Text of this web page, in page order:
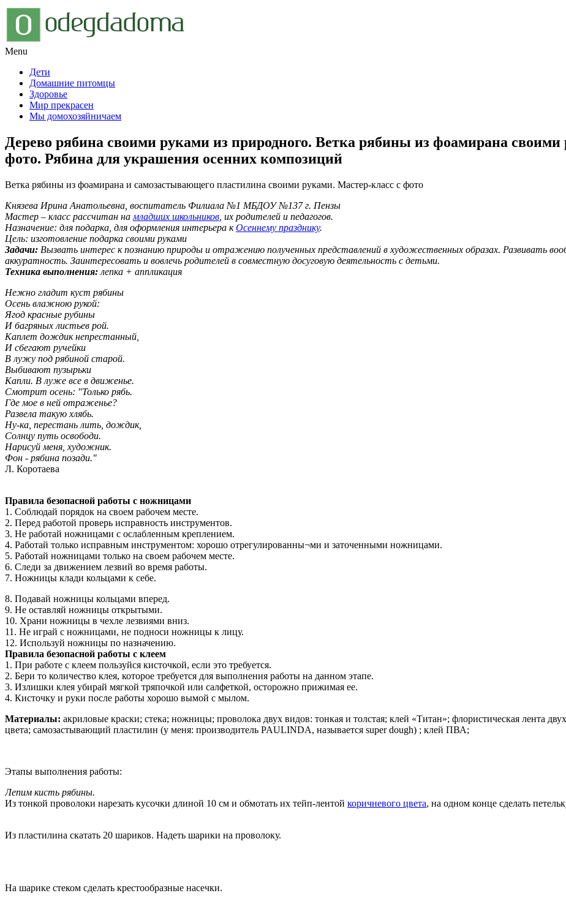
Menu
Дети
Домашние питомцы
Здоровье
Мир прекрасен
Мы домохозяйничаем
Дерево рябина своими руками из природного. Ветка рябины из фоамирана
фото. Рябина для украшения осенних композиций
Ветка рябины из фоамирана и самозастывающего пластилина своими руками. Мастер-класс с фото
Князева Ирина Анатольевна, воспитатель Филиала №1 МБДОУ №137 г. Пензы
Мастер – класс рассчитан на младших школьников , их родителей и педагогов.
Назначение: для подарка, для оформления интерьера кОсеннему празднику.
Цель: изготовление подарка своими руками
Задачи: Вызвать интерес к познанию природы и отражению полученных представлений в художественных образах. Развивать
аккуратность. Заинтересовать и вовлечь родителей в совместную досуговую деятельность с детьми.
Техника выполнения: лепка + аппликация
Нежно гладит куст рябины
Осень влажною рукой:
Ягод красные рубины
И багряных листьев рой.
Каплет дождик непрестанный,
И сбегают ручейки
В лужу под рябиной старой.
Выбивают пузырьки
Капли. В луже все в движенье.
Смотрит осень: "Только рябь.
Где мое в ней отраженье?
Развела такую хлябь.
Ну-ка, перестань лить, дождик,
Солнцу путь освободи.
Нарисуй меня, художник.
Фон - рябина позади."
Л. Коротаева
Правила безопасной работы с ножницами
1. Соблюдай порядок на своем рабочем месте.
2. Перед работой проверь исправность инструментов.
3. Не работай ножницами с ослабленным креплением.
4. Работай только исправным инструментом: хорошо отрегулированны¬ми и заточенными ножницами.
5. Работай ножницами только на своем рабочем месте.
6. Следи за движением лезвий во время работы.
7. Ножницы клади кольцами к себе.
8. Подавай ножницы кольцами вперед.
9. Не оставляй ножницы открытыми.
10. Храни ножницы в чехле лезвиями вниз.
11. Не играй с ножницами, не подноси ножницы к лицу.
12. Используй ножницы по назначению.
Правила безопасной работы с клеем
1. При работе с клеем пользуйся кисточкой, если это требуется.
2. Бери то количество клея, которое требуется для выполнения работы на данном этапе.
3. Излишки клея убирай мягкой тряпочкой или салфеткой, осторожно прижимая ее.
4. Кисточку и руки после работы хорошо вымой с мылом.
Материалы: акриловые краски; стека; ножницы; проволока двух видов: тонкая и толстая; клей «Титан»; флористическая лента
цвета; самозастывающий пластилин (у меня: производитель PAULINDA, называется super dough) ; клей ПВА;
Этапы выполнения работы:
Лепим кисть рябины.
Из тонкой проволоки нарезать кусочки длиной 10 см и обмотать их тейп-лентой коричневого цвета, на одном конце сделать
Из пластилина скатать 20 шариков. Надеть шарики на проволоку.
На шарике стеком сделать крестообразные насечки.